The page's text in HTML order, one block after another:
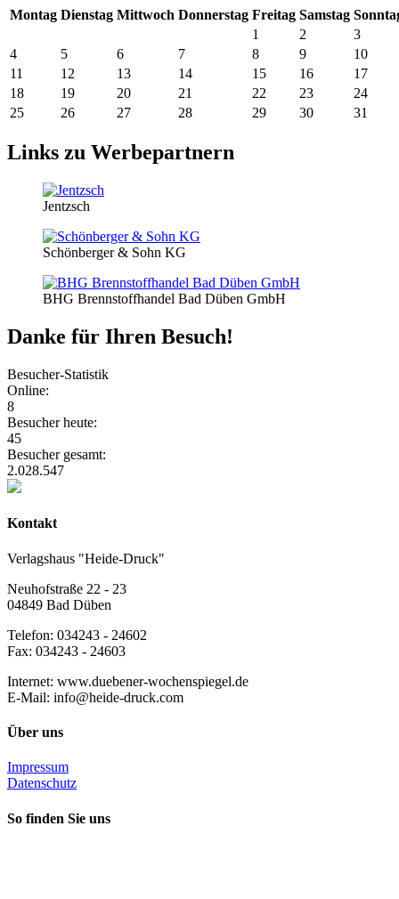
Montag Dienstag Mittwoch Donnerstag Freitag Samstag So
1
2
3
4
5 6 7 8 9
10
11
12 13 14 15 16
17
18
19 20 21 22 23
24
25
26 27 28 29 30 31
Links zu Werbepartnern
Jentzsch
Schönberger & Sohn KG
BHG Brennstoffhandel Bad Düben GmbH
Danke für Ihren Besuch!
Besucher-Statistik
Online:
8
Besucher heute:
45
Besucher gesamt:
2.028.547
Kontakt
Verlagshaus "Heide-Druck"
Neuhofstraße 22 - 23
04849 Bad Düben
Telefon: 034243 - 24602
Fax: 034243 - 24603
Internet: www.duebener-wochenspiegel.de
E-Mail: info@heide-druck.com
Über uns
Impressum
Datenschutz
So finden Sie uns